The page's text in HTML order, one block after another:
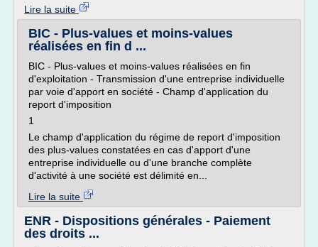
Lire la suite
BIC - Plus-values et moins-values
réalisées en fin d ...
BIC - Plus-values et moins-values réalisées en fin
d'exploitation - Transmission d'une entreprise individuelle
par voie d'apport en société - Champ d'application du
report d'imposition
1
Le champ d'application du régime de report d'imposition
des plus-values constatées en cas d'apport d'une
entreprise individuelle ou d'une branche complète
d'activité à une société est délimité en...
Lire la suite
ENR - Dispositions générales - Paiement
des droits ...